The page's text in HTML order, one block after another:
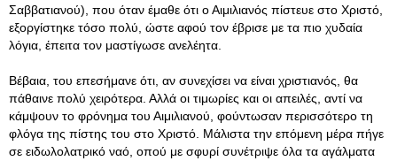
Σαββατιανού), που όταν έμαθε ότι ο Αιμιλιανός πίστευε στο Χριστό,
εξοργίστηκε τόσο πολύ, ώστε αφού τον έβρισε με τα πιο χυδαία
λόγια, έπειτα τον μαστίγωσε ανελέητα.
Βέβαια, του επεσήμανε ότι, αν συνεχίσει να είναι χριστιανός, θα
πάθαινε πολύ χειρότερα. Αλλά οι τιμωρίες και οι απειλές, αντί να
κάμψουν το φρόνημα του Αιμιλιανού, φούντωσαν περισσότερο τη
φλόγα της πίστης του στο Χριστό. Μάλιστα την επόμενη μέρα πήγε
σε ειδωλολατρικό ναό, οπού με σφυρί συνέτριψε όλα τα αγάλματα